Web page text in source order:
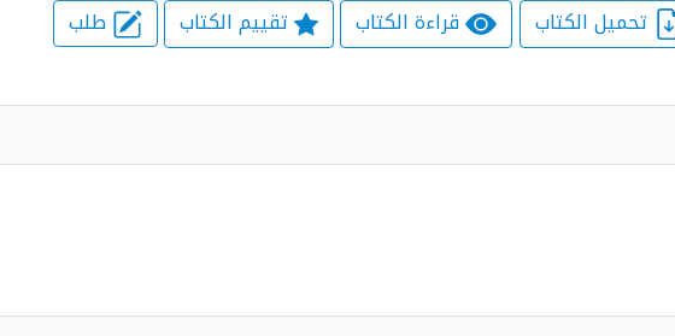
قراءة الكتاب تقييم الكتاب طلب